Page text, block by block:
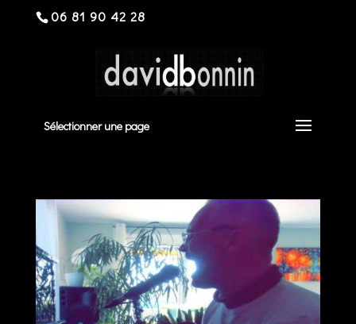
06 81 90 42 28
Sélectionner une page